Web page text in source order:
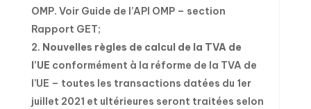
OMP. Voir Guide de l’API OMP – section
Rapport GET;
Nouvelles règles de calcul de la TVA de
l’UE conformément à la réforme de la TVA de
l’UE – toutes les transactions datées du 1er
juillet 2021 et ultérieures seront traitées selon